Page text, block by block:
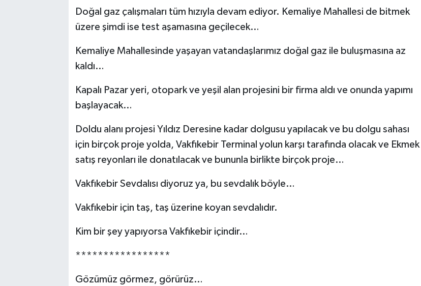
Doğal gaz çalışmaları tüm hızıyla devam ediyor. Kemaliye Mahallesi de bitmek
üzere şimdi ise test aşamasına geçilecek…
Kemaliye Mahallesinde yaşayan vatandaşlarımız doğal gaz ile buluşmasına az
kaldı…
Kapalı Pazar yeri, otopark ve yeşil alan projesini bir firma aldı ve onunda yapımı
başlayacak…
Doldu alanı projesi Yıldız Deresine kadar dolgusu yapılacak ve bu dolgu sahası
için birçok proje yolda, Vakfıkebir Terminal yolun karşı tarafında olacak ve Ekmek
satış reyonları ile donatılacak ve bununla birlikte birçok proje…
Vakfıkebir Sevdalısı diyoruz ya, bu sevdalık böyle…
Vakfıkebir için taş, taş üzerine koyan sevdalıdır.
Kim bir şey yapıyorsa Vakfıkebir içindir…
*****************
Gözümüz görmez, görürüz…